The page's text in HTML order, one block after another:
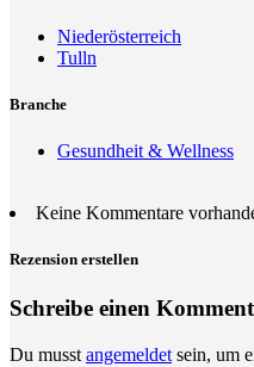
Niederösterreich
Tulln
Branche
Gesundheit & Wellness
Keine Kommentare
Rezension erstellen
Schreibe einen
Du musst angemeldet sein, um